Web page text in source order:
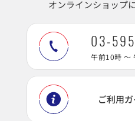
オンラインショップ
03-
午前10時 ～
ご利用